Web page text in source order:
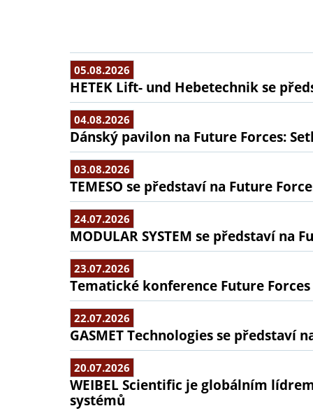
05.08.2026
HETEK Lift- und Hebetechnik se
04.08.2026
Dánský pavilon na Future Forces:
03.08.2026
TEMESO se představí na Future
24.07.2026
MODULAR SYSTEM se představí na
23.07.2026
Tematické konference Future
22.07.2026
GASMET Technologies se představí
20.07.2026
WEIBEL Scientific je globálním
systémů